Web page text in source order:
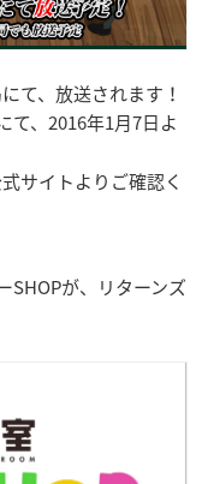
て、放送されます！
て、2016年1月7日よ
サイトよりご確認く
SHOPが、リターンズ